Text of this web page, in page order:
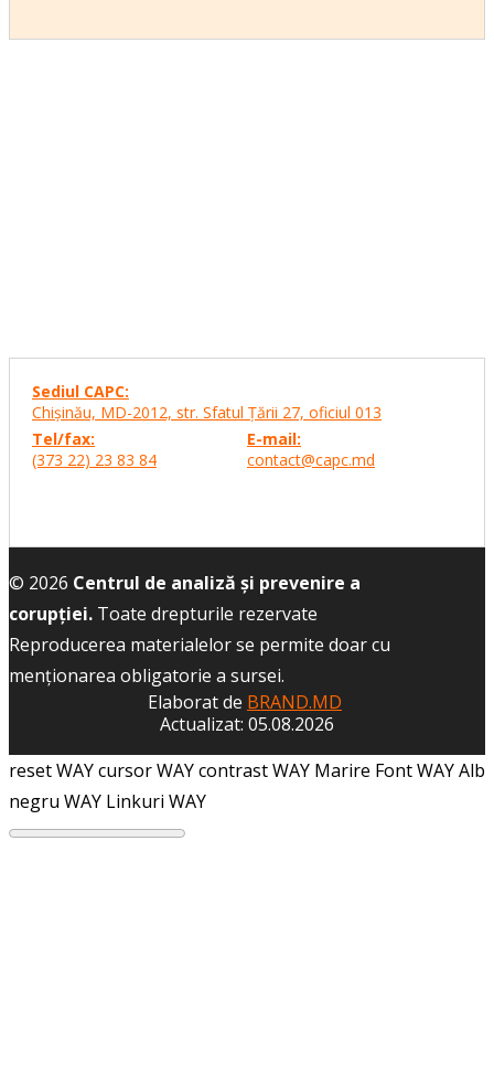
Sediul CAPC:
Chişinău, MD-2012, str. Sfatul Ţării 27, oficiul 013
Tel/fax:
(373 22) 23 83 84
E-mail:
contact@capc.md
© 2026 Centrul de analiză și prevenire a
corupției. Toate drepturile rezervate
Reproducerea materialelor se permite doar cu
menţionarea obligatorie a sursei.
Elaborat de BRAND.MD
Actualizat: 05.08.2026
reset WAYcursor WAYcontrast WAY Marire Font WAYAlb
negru WAY Linkuri WAY